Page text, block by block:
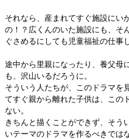
それなら、産まれてすぐ施設にい
の！？広くんのいた施設にも、そ
ぐさめるにしても児童福祉の仕事
途中から里親になったり、養父母
も、沢山いるだろうに。
そういう人たちが、このドラマを
てすぐ親から離れた子供は、この
ない。
きちんと描くことができず、そう
いテーマのドラマを作るべきでは